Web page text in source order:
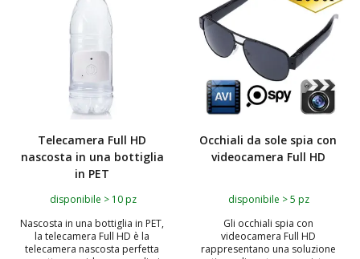
Telecamera Full HD
nascosta in una bottiglia
in PET
disponibile > 10 pz
Nascosta in una bottiglia in PET,
la telecamera Full HD è la
telecamera nascosta perfetta
Occhiali da sole spia con
videocamera Full HD
disponibile > 5 pz
Gli occhiali spia con
videocamera Full HD
rappresentano una soluzione